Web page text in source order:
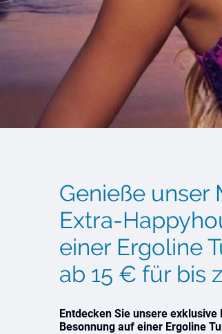
Genieße unser
Extra-
einer Ergoline
ab 15 € für bis
Entdecken Sie unsere
Besonnung auf einer Ergoline